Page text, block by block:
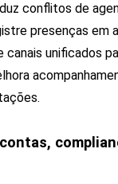
conflitos de
presenças em
canais unificados